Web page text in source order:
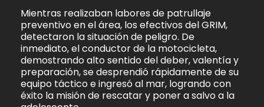
Mientras realizaban labores de patrullaje
preventivo en el área, los efectivos del GRIM,
detectaron la situación de peligro. De
inmediato, el conductor de la motocicleta,
demostrando alto sentido del deber, valentía y
preparación, se desprendió rápidamente de su
equipo táctico e ingresó al mar, logrando con
éxito la misión de rescatar y poner a salvo a la